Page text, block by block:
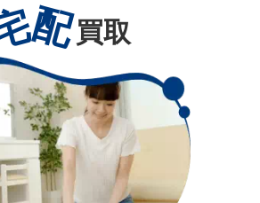
配買取